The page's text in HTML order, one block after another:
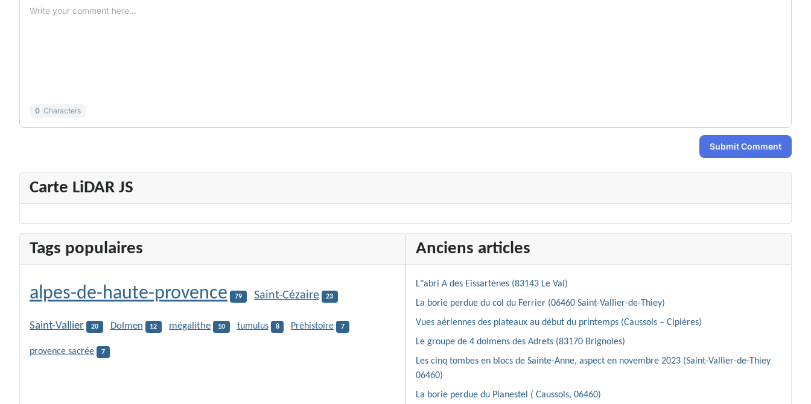
-
-
0 Characters
Submit Comment
Carte LiDAR JS
Tags populaires
alpes-de-haute-provence 79 Saint-Cézaire 23
Saint-Vallier 20 Dolmen 12 mégalithe 10 tumulus 8 Préhistoire 7
provence sacrée 7
Anciens articles
L"abri A des Eissartènes (83143 Le Val)
La borie perdue du col du Ferrier (06460 Saint-Vallier-de-Thiey)
Vues aériennes des plateaux au début du printemps (Caussols – Cipières)
Le groupe de 4 dolmens des Adrets (83170 Brignoles)
Les cinq tombes en blocs de Sainte-Anne, aspect en novembre 2023 (Saint-Vallier-de-Thiey
06460)
La borie perdue du Planestel ( Caussols, 06460)